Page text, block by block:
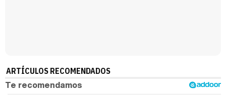
ARTÍCULOS RECOMENDADOS